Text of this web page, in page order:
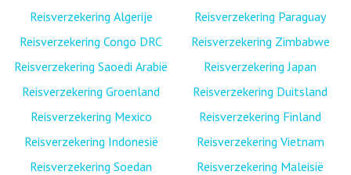
Reisverzekering Algerije
Reisverzekering Congo DRC
Reisverzekering Saoedi Arabië
Reisverzekering Groenland
Reisverzekering Mexico
Reisverzekering Indonesië
Reisverzekering Soedan
Reisverzekering Paraguay
Reisverzekering Zimbabwe
Reisverzekering Japan
Reisverzekering Duitsland
Reisverzekering Finland
Reisverzekering Vietnam
Reisverzekering Maleisië